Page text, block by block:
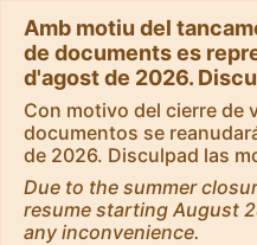
Amb motiu del
de documents es
d'agost de 2026.
Con motivo del cierre de
documentos se
de 2026. Disculpad las
Due to the summer
resume starting August
any inconvenience.